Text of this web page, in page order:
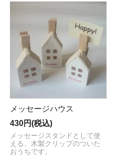
メッセージハウス
430円(税込)
メッセージスタンドとして使
える、木製クリップのついた
おうちです。